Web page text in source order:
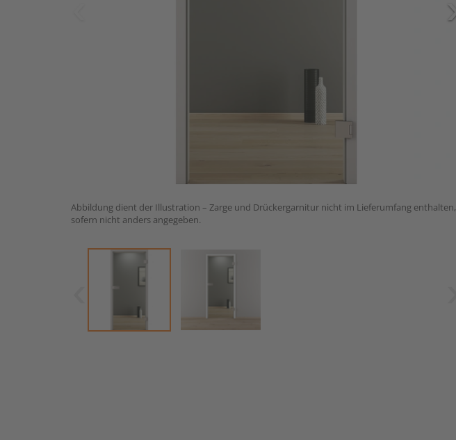
Abbildung dient der Illustration – Zarge und Drückergarnitur nicht im Lieferumfang enthalten,
sofern nicht anders angegeben.